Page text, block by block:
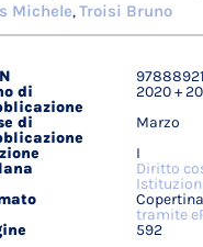
Michele,Troisi Bruno
di
2020 +
di
Marzo
I
Diritto
tramite
592